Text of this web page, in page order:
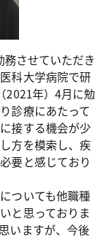
させていただき
科大学病院で研
2021年）4月に勉
診療にあたって
接する機会が少
方を模索し、疾
要と感じており
ついても他職種
と思っておりま
いますが、今後